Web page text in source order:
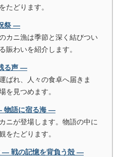
たどります。
祭 ―
カニ漁は季節と深く結びつい
賑わいを紹介します。
る声 ―
ばれ、人々の食卓へ届きま
を見つめます。
物語に宿る海 ―
ニが登場します。物語の中に
をたどります。
― 戦の記憶を背負う殻 ―